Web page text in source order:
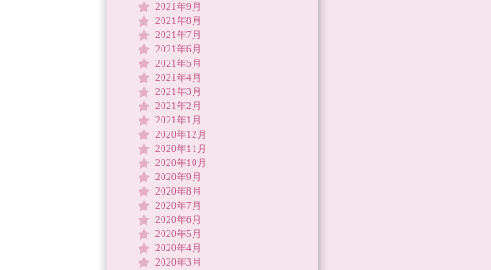
2021年9月
2021年8月
2021年7月
2021年6月
2021年5月
2021年4月
2021年3月
2021年2月
2021年1月
2020年12月
2020年11月
2020年10月
2020年9月
2020年8月
2020年7月
2020年6月
2020年5月
2020年4月
2020年3月